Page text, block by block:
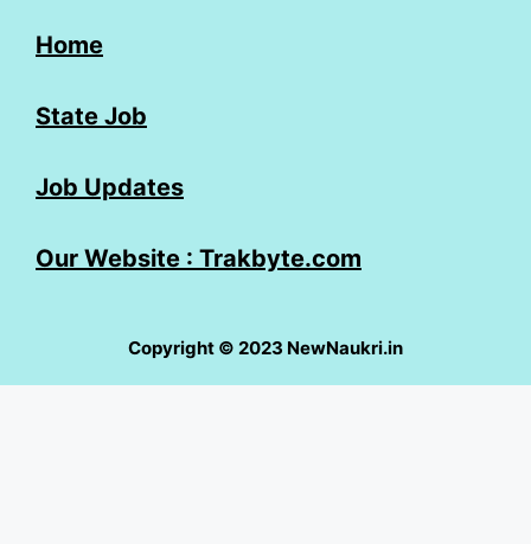
Home
State Job
Job Updates
Our Website : Trakbyte.com
Copyright © 2023 NewNaukri.in